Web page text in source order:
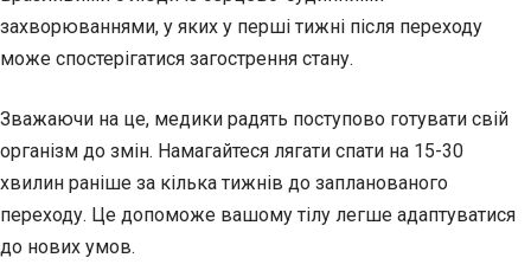
захворюваннями, у яких у перші тижні після переходу
може спостерігатися загострення стану.
Зважаючи на це, медики радять поступово готувати свій
організм до змін. Намагайтеся лягати спати на 15-30
хвилин раніше за кілька тижнів до запланованого
переходу. Це допоможе вашому тілу легше адаптуватися
до нових умов.